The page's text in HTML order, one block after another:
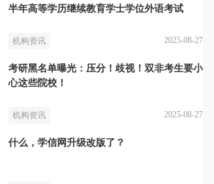
半年高等学历继续教育学士学位外语考试
机构资讯 2025-08-27
考研黑名单曝光：压分！歧视！双非考生要小
心这些院校！
机构资讯 2025-08-27
什么，学信网升级改版了？